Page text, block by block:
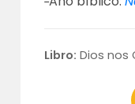
Libro: Dios nos